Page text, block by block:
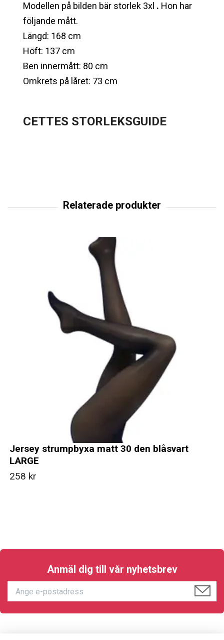
Modellen på bilden bär storlek 3xl . Hon har
följande mått.
Längd: 168 cm
Höft: 137 cm
Ben innermått: 80 cm
Omkrets på låret: 73 cm
CETTES STORLEKSGUIDE
Jersey strumpbyxa matt 30 den blåsvart
LARGE
258 kr
Anmäl dig till vår nyhetsbrev